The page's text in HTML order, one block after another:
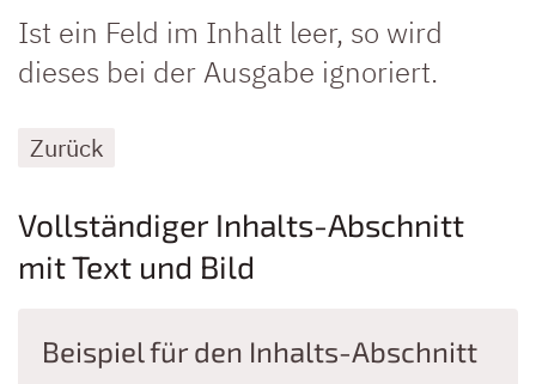
Ist ein Feld im Inhalt leer, so wird
dieses bei der Ausgabe ignoriert.
Zurück
Vollständiger Inhalts-Abschnitt
mit Text und Bild
Beispiel für den Inhalts-Abschnitt